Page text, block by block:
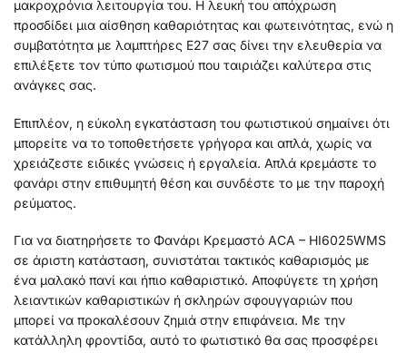
μακροχρόνια λειτουργία του. Η λευκή του απόχρωση
προσδίδει μια αίσθηση καθαριότητας και φωτεινότητας, ενώ η
συμβατότητα με λαμπτήρες Ε27 σας δίνει την ελευθερία να
επιλέξετε τον τύπο φωτισμού που ταιριάζει καλύτερα στις
ανάγκες σας.
Επιπλέον, η εύκολη εγκατάσταση του φωτιστικού σημαίνει ότι
μπορείτε να το τοποθετήσετε γρήγορα και απλά, χωρίς να
χρειάζεστε ειδικές γνώσεις ή εργαλεία. Απλά κρεμάστε το
φανάρι στην επιθυμητή θέση και συνδέστε το με την παροχή
ρεύματος.
Για να διατηρήσετε το Φανάρι Κρεμαστό ACA – HI6025WMS
σε άριστη κατάσταση, συνιστάται τακτικός καθαρισμός με
ένα μαλακό πανί και ήπιο καθαριστικό. Αποφύγετε τη χρήση
λειαντικών καθαριστικών ή σκληρών σφουγγαριών που
μπορεί να προκαλέσουν ζημιά στην επιφάνεια. Με την
κατάλληλη φροντίδα, αυτό το φωτιστικό θα σας προσφέρει